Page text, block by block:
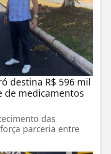
destina R$ 596 mil
de medicamentos
das
parceria entre